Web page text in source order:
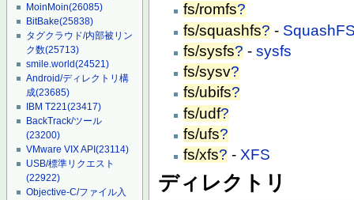
MoinMoin(26085)
BitBake(25838)
タグクラウド/内部被リン
ク数(25713)
smile.world(24521)
Android/ディレクトリ構
成(23685)
IBM T221(23417)
BackTrack/ツール
(23200)
VMware VIX API(23114)
USB/標準リクエスト
(22922)
Objective-C/ファイル入
fs/romfs?
fs/squashfs? -
fs/sysfs? -sysfs
fs/sysv?
fs/ubifs?
fs/udf?
fs/ufs?
fs/xfs? - XFS
ディレクトリ